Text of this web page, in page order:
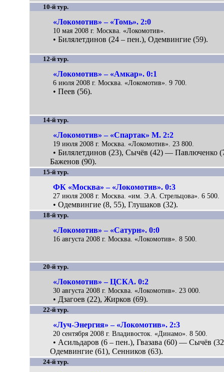
10-й тур.
«Локомотив» – «Томь». 2:0
10 мая 2008 г. Москва. «Локомотив».
• Билялетдинов (24 – пен.), Одемвингие (59).
12-й тур.
«Локомотив» – «Амкар». 0:1
6 июля 2008 г. Москва. «Локомотив». 9 700.
• Пеев (56).
14-й тур.
«Локомотив» – «Спартак» М. 2:2
19 июля 2008 г. Москва. «Локомотив». 23 800.
• Билялетдинов (23), Сычёв (42) — Павлюченко
Баженов (90).
15-й тур.
ФК «Москва» – «Локомотив». 0:3
27 июля 2008 г. Москва. «им. Э.А. Стрельцова». 6 500.
• Одемвингие (8, 55), Глушаков (32).
18-й тур.
«Локомотив» – «Сатурн». 0:0
16 августа 2008 г. Москва. «Локомотив». 8 500.
20-й тур.
«Локомотив» – ЦСКА. 0:2
30 августа 2008 г. Москва. «Локомотив». 23 000.
• Дзагоев (22), Жирков (69).
22-й тур.
«Луч-Энергия» – «Локомотив». 2:3
20 сентября 2008 г. Владивосток. «Динамо». 8 500.
• Асильдаров (6 – пен.), Гвазава (60) — Сычёв
Одемвингие (61), Сенников (63).
24-й тур.